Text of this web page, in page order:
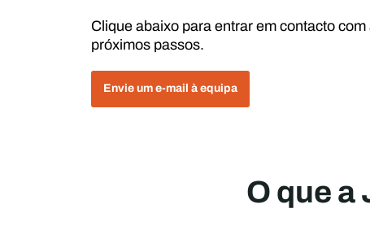
Clique abaixo para entrar em contacto
próximos passos.
Envie um e-mail à equipa
O que